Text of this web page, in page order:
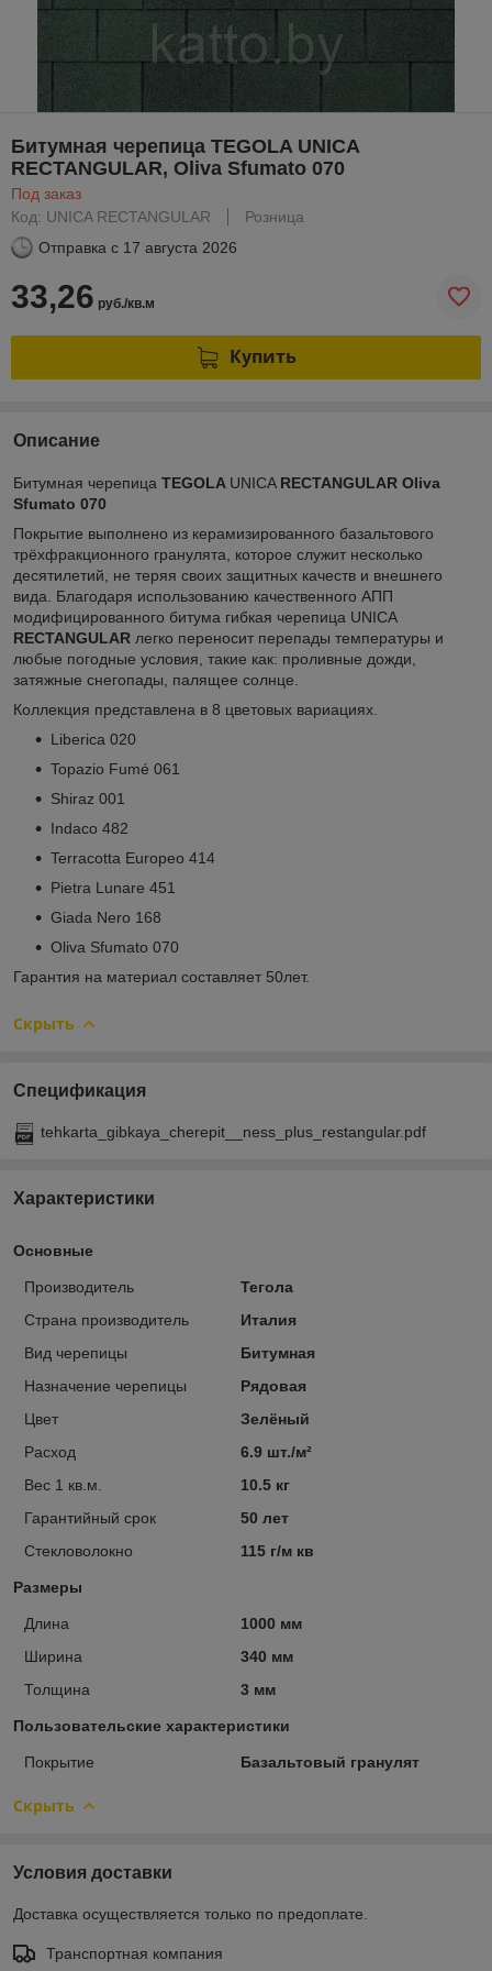
Битумная черепица TEGOLA UNICA
RECTANGULAR, Oliva Sfumato 070
Под заказ
Код: UNICA RECTANGULAR
Розница
Отправка с 17 августа 2026
33,26 руб./кв.м
Купить
Описание
Битумная черепица TEGOLA UNICA RECTANGULAR Oliva
Sfumato 070
Покрытие выполнено из керамизированного базальтового
трёхфракционного гранулята, которое служит несколько
десятилетий, не теряя своих защитных качеств и внешнего
вида. Благодаря использованию качественного АПП
модифицированного битума гибкая черепица UNICA
RECTANGULAR легко переносит перепады температуры и
любые погодные условия, такие как: проливные дожди,
затяжные снегопады, палящее солнце.
Коллекция представлена в 8 цветовых вариациях.
Liberica 020
Topazio Fumé 061
Shiraz 001
Indaco 482
Terracotta Europeo 414
Pietra Lunare 451
Giada Nero 168
Oliva Sfumato 070
Гарантия на материал составляет 50лет.
Скрыть
Спецификация
tehkarta_gibkaya_cherepit__ness_plus_restangular.pdf
Характеристики
Основные
Производитель
Тегола
Страна производитель
Италия
Вид черепицы
Битумная
Назначение черепицы
Рядовая
Цвет
Зелёный
Расход
6.9 шт./м²
Вес 1 кв.м.
10.5 кг
Гарантийный срок
50 лет
Стекловолокно
115 г/м кв
Размеры
Длина
1000 мм
Ширина
340 мм
Толщина
3 мм
Пользовательские характеристики
Покрытие Базальтовый гранулят
Скрыть
Условия доставки
Доставка осуществляется только по предоплате.
Транспортная компания